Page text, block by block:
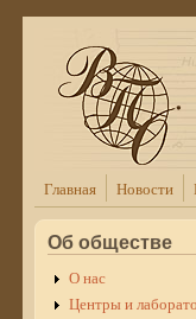
Главная Новости
Об обществе
О нас
Центры и